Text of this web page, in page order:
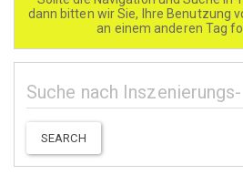
dann bitten wir Sie, Ihre Benutzung
an einem anderen Tag
SEARCH